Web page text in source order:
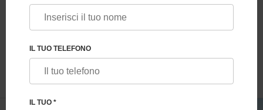
PREPARARSI ALLA PATERNITÀ: 16 MODI
PER PREPARARSI A DIVENTARE PAPÀ
IL TUO TELEFONO
IL TUO *